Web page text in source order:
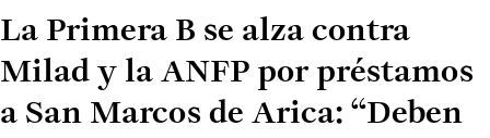
La Primera B se alza contra
Milad y la ANFP por préstamos
a San Marcos de Arica: “Deben